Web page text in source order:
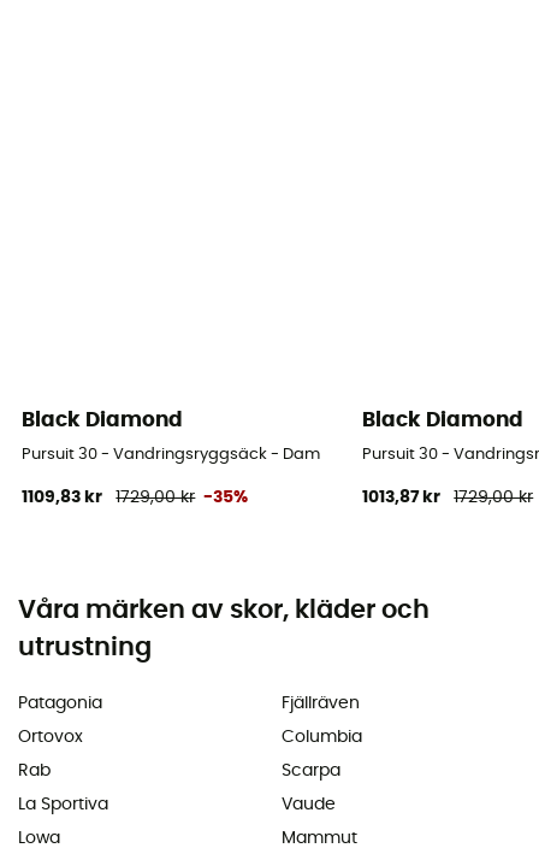
Black Diamond
Pursuit 30 - Vandringsryggsäck - Dam
1109,83 kr 1729,00 kr -35%
Black Diamond
Pursuit 30 -
1013,87 kr 1729,00 kr
Våra märken av skor, kläder och
utrustning
Patagonia
Ortovox
Rab
La Sportiva
Lowa
Fjällräven
Columbia
Scarpa
Vaude
Mammut